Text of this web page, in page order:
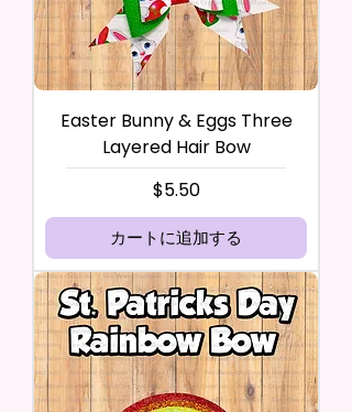
Easter Bunny & Eggs Three
Layered Hair Bow
価格
$5.50
カートに追加する